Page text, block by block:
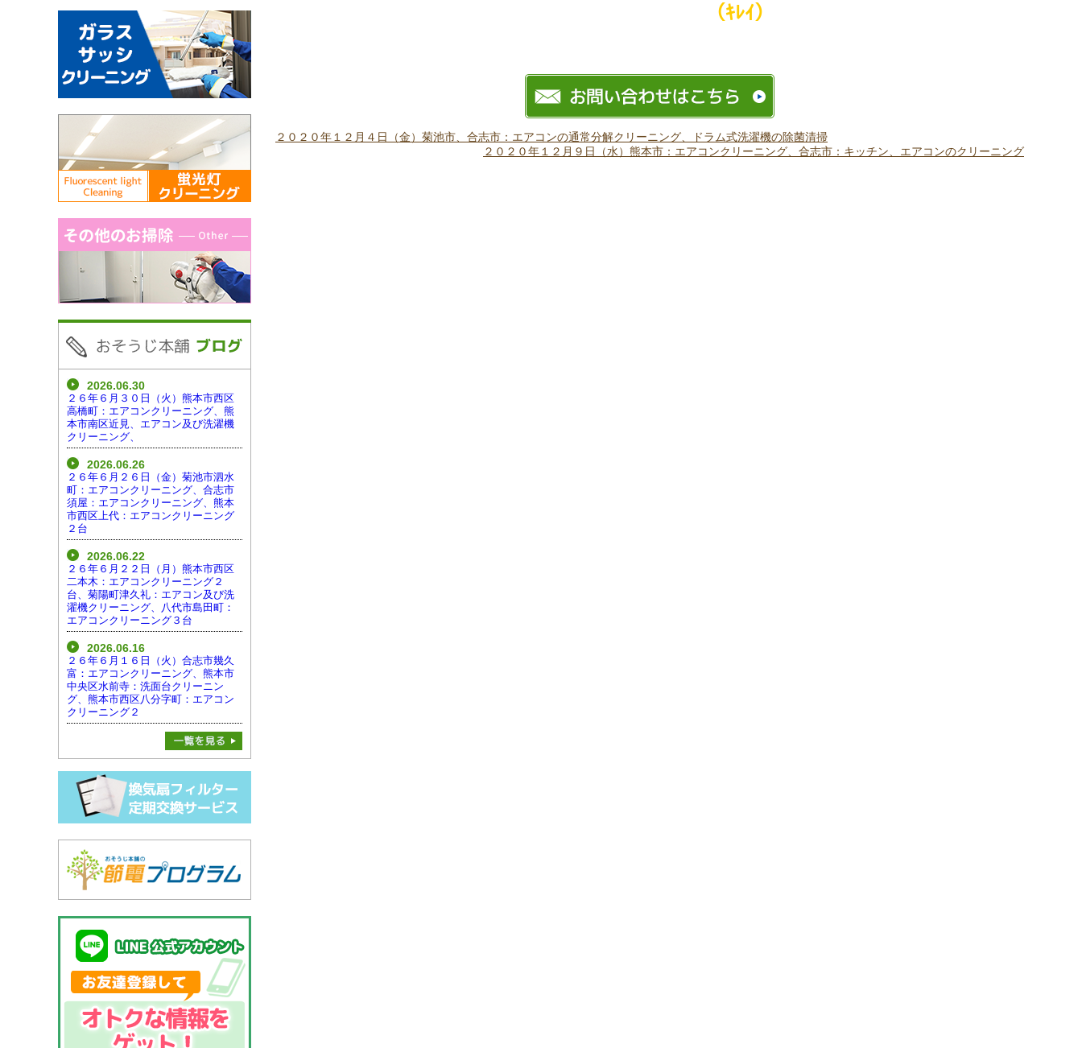
（ｷﾚｲ）
２０２０年１２月４日（金）菊池市、合志市：エアコンの通常分解クリーニング、ドラム式洗濯機の除菌清掃
２０２０年１２月９日（水）熊本市：エアコンクリーニング、合志市：キッチン、エアコンのクリーニング
2026.06.30
２６年６月３０日（火）熊本市西区
高橋町：エアコンクリーニング、熊
本市南区近見、エアコン及び洗濯機
クリーニング、
2026.06.26
２６年６月２６日（金）菊池市泗水
町：エアコンクリーニング、合志市
須屋：エアコンクリーニング、熊本
市西区上代：エアコンクリーニング
２台
2026.06.22
２６年６月２２日（月）熊本市西区
二本木：エアコンクリーニング２
台、菊陽町津久礼：エアコン及び洗
濯機クリーニング、八代市島田町：
エアコンクリーニング３台
2026.06.16
２６年６月１６日（火）合志市幾久
富：エアコンクリーニング、熊本市
中央区水前寺：洗面台クリーニン
グ、熊本市西区八分字町：エアコン
クリーニング２